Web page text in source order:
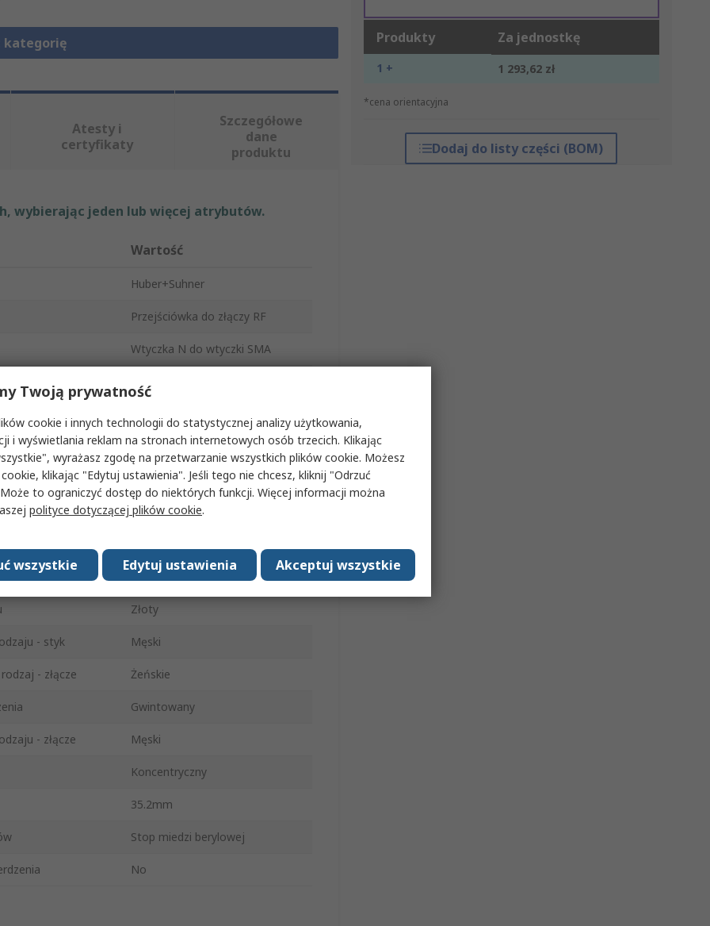
kategorię Produkty Za jednostkę
1 + 1 293,62 zł
*cena orientacyjna
Dodaj do listy części (BOM)
Atesty i
certyfikaty
Szczegółowe
dane
produktu
wybierając jeden lub więcej atrybutów.
Wartość
Huber+Suhner
Przejściówka do złączy RF
Wtyczka N do wtyczki SMA
50Ω
Kabel
Prosty
Normalny
Złoty
- styk Męski
- złącze Żeńskie
Gwintowany
- złącze Męski
Koncentryczny
35.2mm
Stop miedzi berylowej
No
Twoją prywatność
cookie i innych technologii do statystycznej analizy użytkowania,
i wyświetlania reklam na stronach internetowych osób trzecich. Klikając
wyrażasz zgodę na przetwarzanie wszystkich plików cookie. Możesz
klikając "Edytuj ustawienia". Jeśli tego nie chcesz, kliknij "Odrzuć
to ograniczyć dostęp do niektórych funkcji. Więcej informacji można
polityce dotyczącej plików cookie.
Akceptuj wszystkie
Edytuj ustawienia
wszystkie